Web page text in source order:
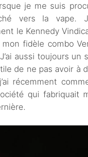
je me suis
vers la vape.
le Kennedy
mon fidèle combo
aussi toujours un
de ne pas avoir à
récemment
qui fabriquait